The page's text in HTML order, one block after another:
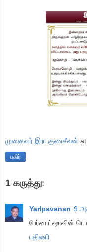
முனைவர் இரா.குணசீலன் at
பகிர்
1 கருத்து:
Yarlpavanan 9
பேர்னாட்ஷாவின்
பதிலளி